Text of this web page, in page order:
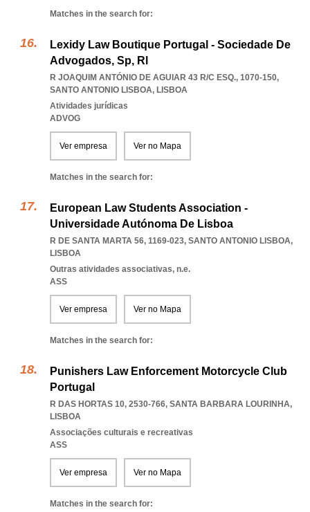
Matches in the search for:
Lexidy Law Boutique Portugal - Sociedade De
Advogados, Sp, Rl
R JOAQUIM ANTÓNIO DE AGUIAR 43 R/C ESQ., 1070-150,
SANTO ANTONIO LISBOA, LISBOA
Atividades jurídicas
ADVOG
Ver empresa Ver no Mapa
Matches in the search for:
European Law Students Association -
Universidade Autónoma De Lisboa
R DE SANTA MARTA 56, 1169-023, SANTO ANTONIO LISBOA,
LISBOA
Outras atividades associativas, n.e.
ASS
Ver empresa Ver no Mapa
Matches in the search for:
Punishers Law Enforcement Motorcycle Club
Portugal
R DAS HORTAS 10, 2530-766, SANTA BARBARA LOURINHA,
LISBOA
Associações culturais e recreativas
ASS
Ver empresa Ver no Mapa
Matches in the search for: